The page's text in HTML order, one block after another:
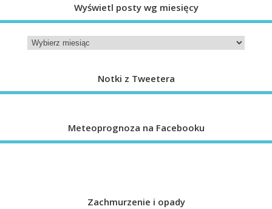
Wyświetl posty wg miesięcy
Notki z Tweetera
Meteoprognoza na Facebooku
Zachmurzenie i opady